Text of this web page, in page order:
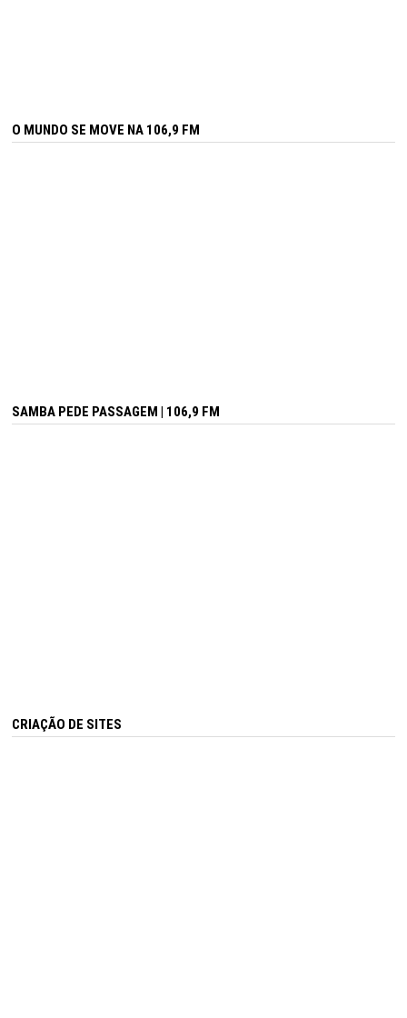
O MUNDO SE MOVE NA 106,9 FM
SAMBA PEDE PASSAGEM | 106,9 FM
CRIAÇÃO DE SITES